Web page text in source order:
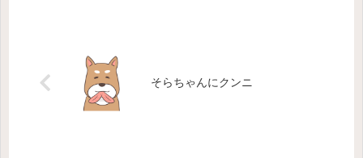
そらちゃんにクンニ